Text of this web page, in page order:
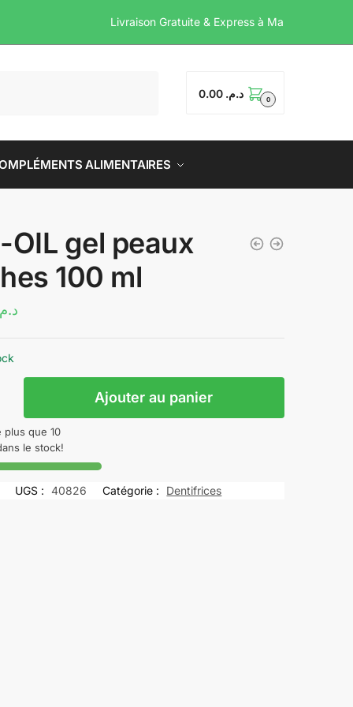
Livraison Gratuite &
د.م. 0.00 0
ALIMENTAIRES
OIL gel peaux
100 ml
Ajouter au panier
plus que 10
le stock!
UGS : 40826 Catégorie : Dentifrices